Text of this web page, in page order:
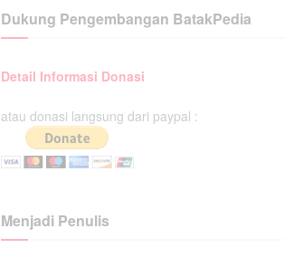
Dukung Pengembangan BatakPedia
Detail Informasi Donasi
atau donasi langsung dari paypal :
Menjadi Penulis